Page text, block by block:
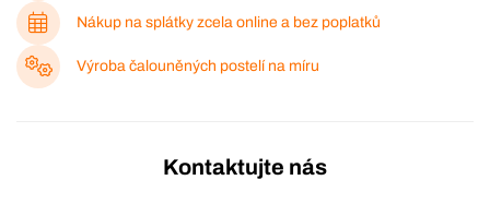
Nákup na splátky zcela online a bez poplatků
Výroba čalouněných postelí na míru
Kontaktujte nás